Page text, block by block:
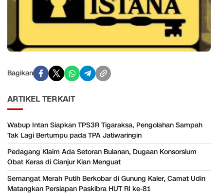
Bagikan
ARTIKEL TERKAIT
Wabup Intan Siapkan TPS3R Tigaraksa, Pengolahan Sampah
Tak Lagi Bertumpu pada TPA Jatiwaringin
Pedagang Klaim Ada Setoran Bulanan, Dugaan Konsorsium
Obat Keras di Cianjur Kian Menguat
Semangat Merah Putih Berkobar di Gunung Kaler, Camat Udin
Matangkan Persiapan Paskibra HUT RI ke-81